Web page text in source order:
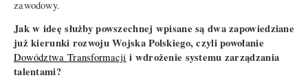
zawodowy.
Jak w ideę służby powszechnej wpisane są dwa zapowiedziane
już kierunki rozwoju Wojska Polskiego, czyli powołanie
Dowództwa Transformacji i wdrożenie systemu zarządzania
talentami?